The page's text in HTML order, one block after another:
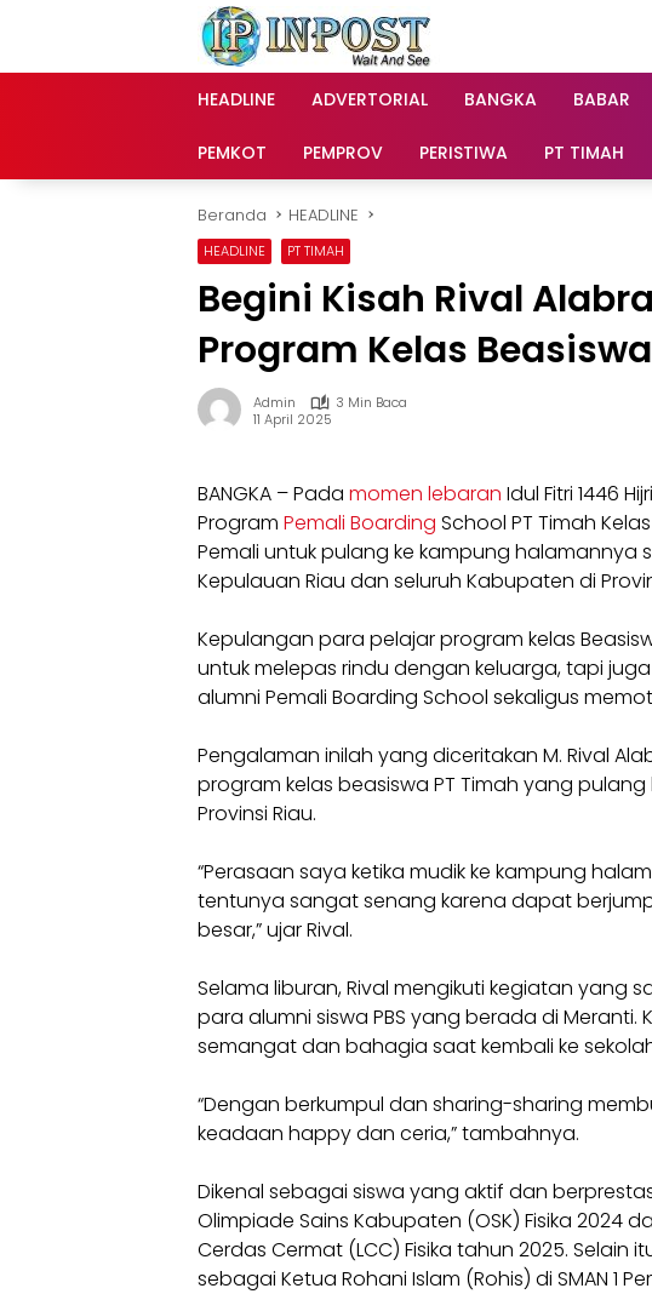
HEADLINE ADVERTORIAL BANGKA BABAR
PEMKOT PEMPROV PERISTIWA PT TIMAH
Beranda HEADLINE
HEADLINE PT TIMAH
Begini Kisah Rival
Program Kelas
Admin
3 Min Baca
11 April 2025
BANGKA – Pada momen lebaran Idul Fitri 1446
Program Pemali Boarding School PT Timah
Pemali untuk pulang ke kampung halamannya
Kepulauan Riau dan seluruh Kabupaten di
Kepulangan para pelajar program kelas
untuk melepas rindu dengan keluarga, tapi
alumni Pemali Boarding School sekaligus
Pengalaman inilah yang diceritakan M. Rival
program kelas beasiswa PT Timah yang
Provinsi Riau.
“Perasaan saya ketika mudik ke kampung
tentunya sangat senang karena dapat
besar,” ujar Rival.
Selama liburan, Rival mengikuti kegiatan yang
para alumni siswa PBS yang berada di
semangat dan bahagia saat kembali ke
“Dengan berkumpul dan sharing-sharing
keadaan happy dan ceria,” tambahnya.
Dikenal sebagai siswa yang aktif dan
Olimpiade Sains Kabupaten (OSK) Fisika 2024
Cerdas Cermat (LCC) Fisika tahun 2025. Selain
sebagai Ketua Rohani Islam (Rohis) di SMAN 1